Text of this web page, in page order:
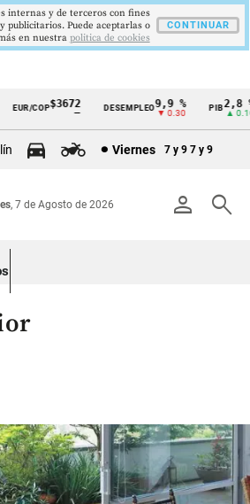
EUR/COP$3672 DESEMPLEO9,9 %
▼ 0.30
2,8 %
▲ 0.10
Viernes 7 y 9 7 y 9
person search
, 7 de Agosto de 2026
internas y de terceros con fines
publicitarios. Puede aceptarlas o
en nuestra politica de cookies
CONTINUAR